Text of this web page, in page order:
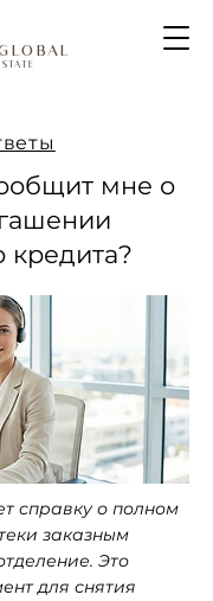
мне о
кредита?
справку о полном
заказным
Это
для снятия